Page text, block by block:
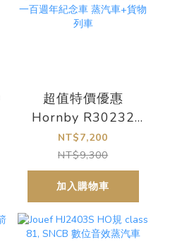
超值特價優惠
Hornby R30232
HO規 L&MR,
Centenary 1930
'Lion' Train Pack
一百週年紀念車 蒸
汽車+貨物列車
NT$7,200
NT$9,300
加入購物車